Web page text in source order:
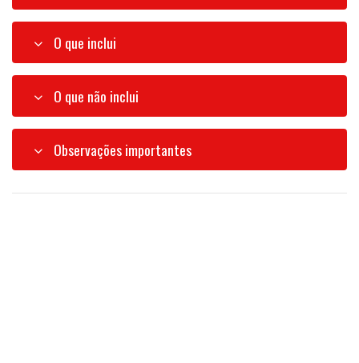
O que inclui
O que não inclui
Observações importantes